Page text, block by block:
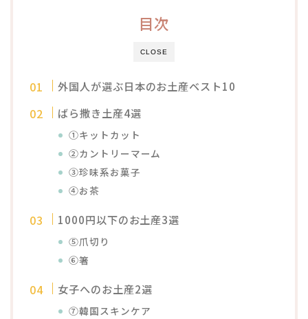
CLOSE
目次
外国人が選ぶ日本のお土産ベスト10
ばら撒き土産4選
①キットカット
②カントリーマーム
③珍味系お菓子
④お茶
1000円以下のお土産3選
⑤爪切り
⑥箸
女子へのお土産2選
⑦韓国スキンケア